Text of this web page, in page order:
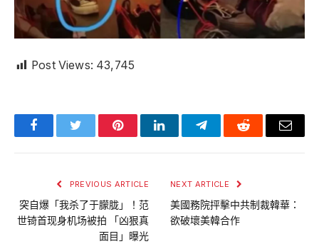
Post Views: 43,745
FacebookTwitter PinterestLinkedInTelegramReddit Email
PREVIOUS ARTICLE
突自爆「我杀了于朦胧」！范
世锜首现身机场被拍 「凶狠真
面目」曝光
NEXT ARTICLE
美國務院抨擊中共制裁韓華：
欲破壞美韓合作